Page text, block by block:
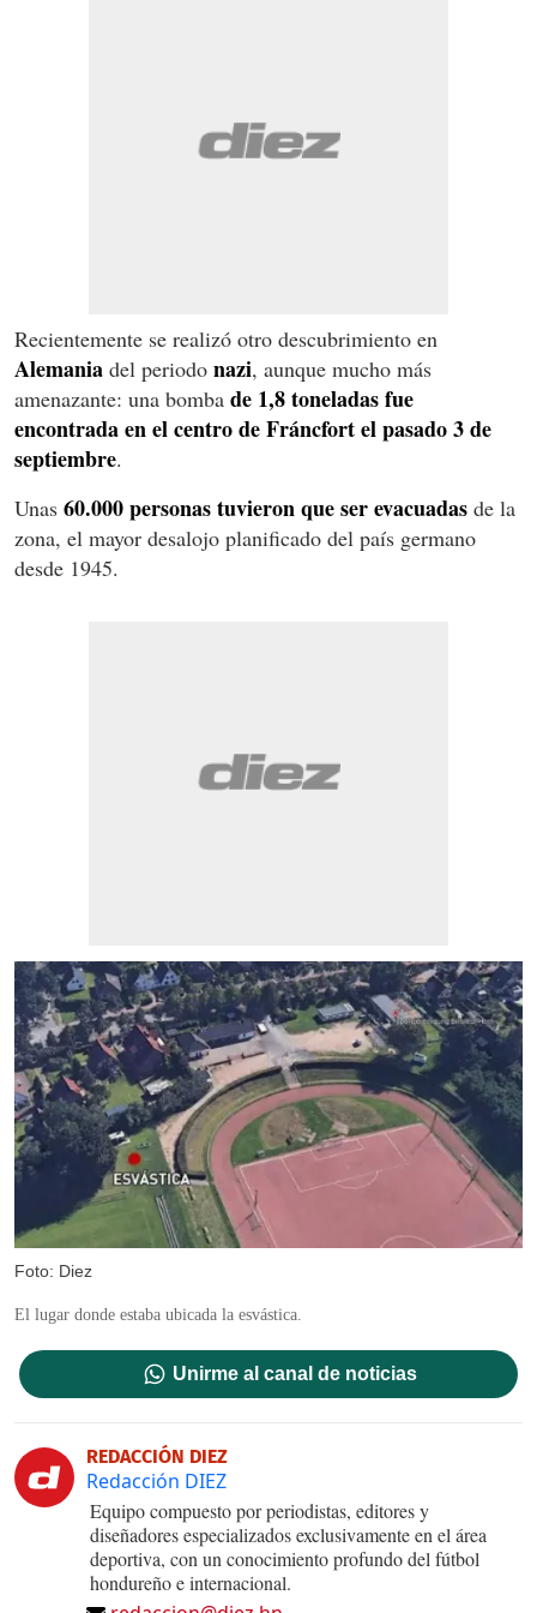
Recientemente se realizó otro descubrimiento en
Alemania del periodo nazi, aunque mucho más
amenazante: una bomba de 1,8 toneladas fue
encontrada en el centro de Fráncfort el pasado 3 de
septiembre.
Unas 60.000 personas tuvieron que ser evacuadas de la
zona, el mayor desalojo planificado del país germano
desde 1945.
Foto: Diez
El lugar donde estaba ubicada la esvástica.
Unirme al canal de noticias
REDACCIÓN DIEZ
Redacción DIEZ
Equipo compuesto por periodistas, editores y
diseñadores especializados exclusivamente en el área
deportiva, con un conocimiento profundo del fútbol
hondureño e internacional.